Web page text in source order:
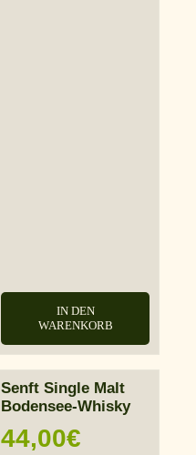
IN DEN
WARENKORB
Senft Single Malt
Bodensee-Whisky
44,00€